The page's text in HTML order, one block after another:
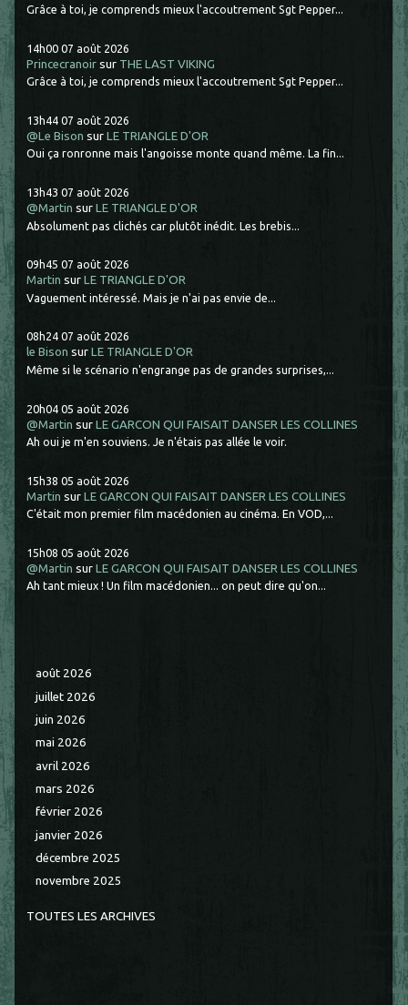
Grâce à toi, je comprends mieux l'accoutrement Sgt Pepper...
14h00 07 août 2026
Princecranoir sur THE LAST VIKING
Grâce à toi, je comprends mieux l'accoutrement Sgt Pepper...
13h44 07 août 2026
@Le Bison surLE TRIANGLE D'OR
Oui ça ronronne mais l'angoisse monte quand même. La fin...
13h43 07 août 2026
@Martin surLE TRIANGLE D'OR
Absolument pas clichés car plutôt inédit. Les brebis...
09h45 07 août 2026
Martin surLE TRIANGLE D'OR
Vaguement intéressé. Mais je n'ai pas envie de...
08h24 07 août 2026
le Bison surLE TRIANGLE D'OR
Même si le scénario n'engrange pas de grandes surprises,...
20h04 05 août 2026
@Martin surLE GARCON QUI FAISAIT DANSER LES COLLINES
Ah oui je m'en souviens. Je n'étais pas allée le voir.
15h38 05 août 2026
Martin surLE GARCON QUI FAISAIT DANSER LES COLLINES
C'était mon premier film macédonien au cinéma. En VOD,...
15h08 05 août 2026
@Martin surLE GARCON QUI FAISAIT DANSER LES COLLINES
Ah tant mieux ! Un film macédonien... on peut dire qu'on...
août 2026
juillet 2026
juin 2026
mai 2026
avril 2026
mars 2026
février 2026
janvier 2026
décembre 2025
novembre 2025
TOUTES LES ARCHIVES